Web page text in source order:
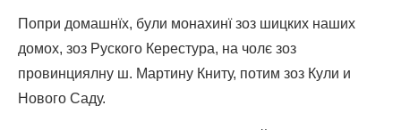
Попри домашнїх, були монахинї зоз шицких наших
домох, зоз Руского Керестура, на чолє зоз
провинциялну ш. Мартину Книту, потим зоз Кули и
Нового Саду.